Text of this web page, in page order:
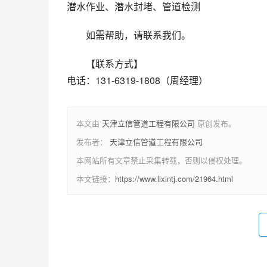
潜水作业、潜水封堵、管道检测
如需帮助，请联系我们。
【联系方式】
电话：131-6319-1808（周经理）
本文由 天津立信管道工程有限公司 原创发布。
发布者： 天津立信管道工程有限公司
本网站所有文章禁止采集转载，否则以侵权处理。
本文链接： https://www.lixintj.com/21964.html